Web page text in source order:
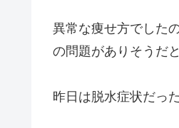
異常な痩せ方でした
の問題がありそうだと
昨日は脱水症状だっ